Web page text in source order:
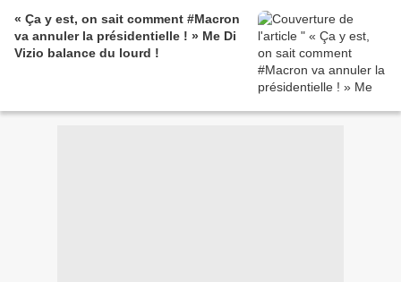
« Ça y est, on sait comment #Macron
va annuler la présidentielle ! » Me Di
Vizio balance du lourd !